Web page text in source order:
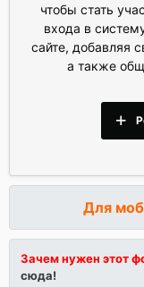
чтобы стать
входа в
сайте, добавляя
а также
Для
Зачем нужен этот
сюда!